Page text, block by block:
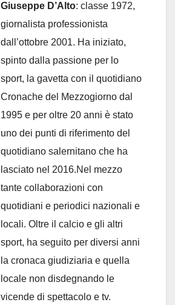
Giuseppe D’Alto: classe 1972,
giornalista professionista
dall’ottobre 2001. Ha iniziato,
spinto dalla passione per lo
sport, la gavetta con il quotidiano
Cronache del Mezzogiorno dal
1995 e per oltre 20 anni è stato
uno dei punti di riferimento del
quotidiano salernitano che ha
lasciato nel 2016.Nel mezzo
tante collaborazioni con
quotidiani e periodici nazionali e
locali. Oltre il calcio e gli altri
sport, ha seguito per diversi anni
la cronaca giudiziaria e quella
locale non disdegnando le
vicende di spettacolo e tv.